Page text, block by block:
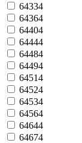
64334
64364
64404
64444
64484
64494
64514
64524
64534
64564
64644
64674